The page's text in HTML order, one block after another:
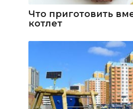
Что приготовить
котлет